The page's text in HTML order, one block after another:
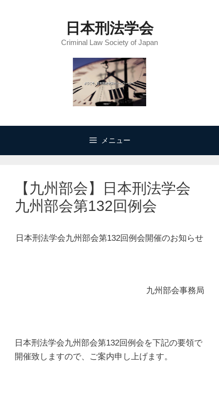
日本刑法学会
Criminal Law Society of Japan
メニュー
【九州部会】日本刑法学会
九州部会第132回例会
日本刑法学会九州部会第132回例会開催のお知らせ
九州部会事務局
日本刑法学会九州部会第132回例会を下記の要領で
開催致しますので、ご案内申し上げます。